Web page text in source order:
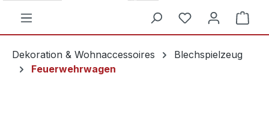
Dekoration & Wohnaccessoires
Blechspielzeug
Feuerwehrwagen